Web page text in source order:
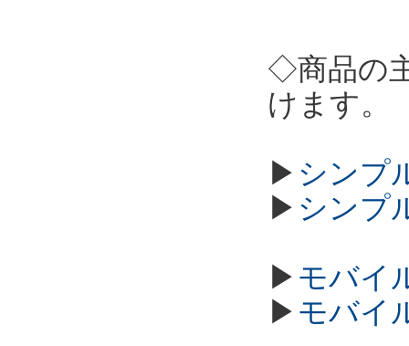
◇商品の
けます。
▶ シンプ
▶ シンプ
▶ モバイ
▶ モバイ